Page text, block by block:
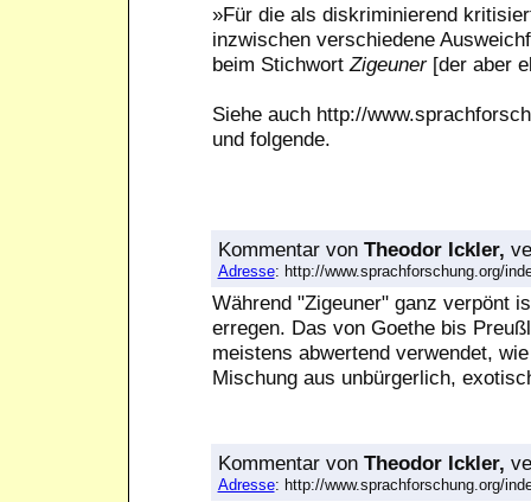
»Für die als diskriminierend
inzwischen verschiedene
beim Stichwort Zigeuner[der aber
Siehe auch http://
und folgende.
Kommentarvon Theodor Ickler,
Adresse: http://www.sprachforschung.org/
Während "Zigeuner" ganz verpönt
erregen. Das von Goethe bis
meistens abwertend verwendet,
Mischung aus unbürgerlich,
Kommentarvon Theodor Ickler,
Adresse: http://www.sprachforschung.org/